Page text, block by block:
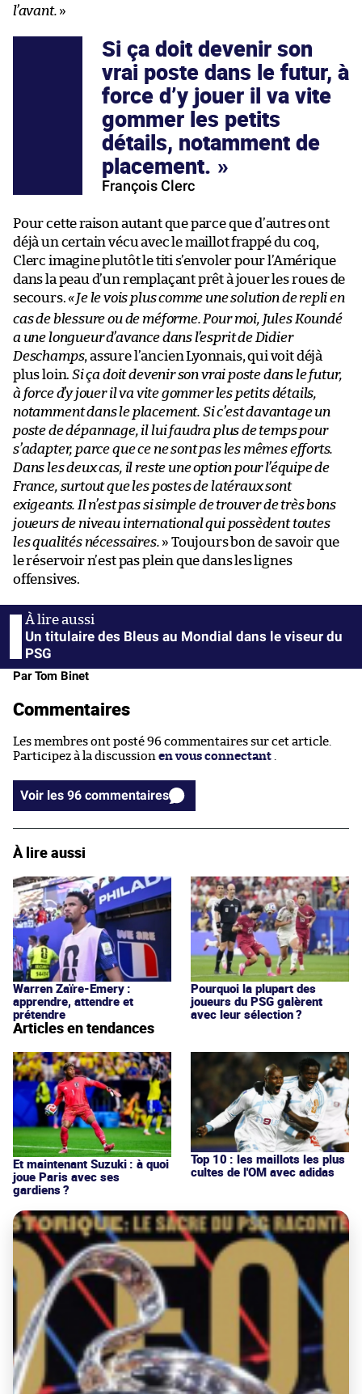
l’avant. »
Si ça doit devenir son
vrai poste dans le futur, à
force d’y jouer il va vite
gommer les petits
détails, notamment de
placement.
François Clerc
Pour cette raison autant que parce que d’autres ont
déjà un certain vécu avec le maillot frappé du coq,
Clerc imagine plutôt le titi s’envoler pour l’Amérique
dans la peau d’un remplaçant prêt à jouer les roues de
secours.«Je le vois plus comme une solution de repli en
cas de blessure ou de méforme. Pour moi, Jules Koundé
a une longueur d’avance dans l’esprit de Didier
Deschamps, assure l’ancien Lyonnais, qui voit déjà
plus loin.Si ça doit devenir son vrai poste dans le futur,
à force d’y jouer il va vite gommer les petits détails,
notamment dans le placement. Si c’est davantage un
poste de dépannage, il lui faudra plus de temps pour
s’adapter, parce que ce ne sont pas les mêmes efforts.
Dans les deux cas, il reste une option pour l’équipe de
France, surtout que les postes de latéraux sont
exigeants. Il n’est pas si simple de trouver de très bons
joueurs de niveau international qui possèdent toutes
les qualités nécessaires. » Toujours bon de savoir que
le réservoir n’est pas plein que dans les lignes
offensives.
Un titulaire des Bleus au Mondial dans le viseur du
PSG
Par Tom Binet
Commentaires
Les membres ont posté 96 commentaires sur cet article.
Participez à la discussion en vous connectant
Voir les 96 commentaires
À lire aussi
Warren Zaïre-Emery :
apprendre, attendre et
prétendre
Pourquoi la plupart des
joueurs du PSG galèrent
avec leur sélection ?
Articles en tendances
Et maintenant Suzuki : à quoi
joue Paris avec ses
gardiens ?
Top 10 : les maillots les plus
cultes de l'OM avec adidas